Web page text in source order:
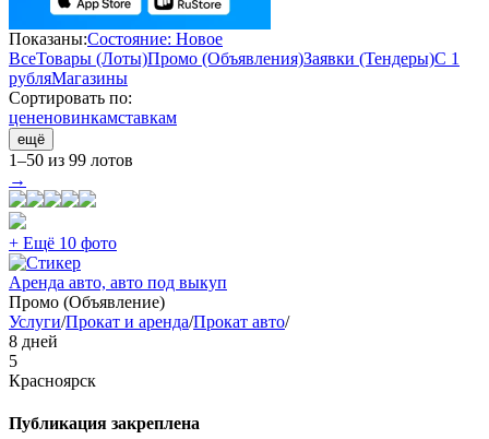
Показаны:Состояние: Новое
ВсеТовары (Лоты)Промо (Объявления)Заявки (Тендеры)С 1
рубляМагазины
Сортировать по:
цененовинкамставкам
ещё
1–50 из 99 лотов
→
+ Ещё 10 фото
Аренда авто, авто под выкуп
Промо (Объявление)
Услуги/Прокат и аренда/Прокат авто/
8 дней
5
Красноярск
Публикация закреплена